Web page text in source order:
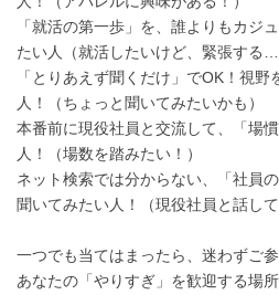
「就活の第一歩」を、誰よりもカジ
たい人（就活したいけど、緊張する…
「とりあえず聞くだけ」でOK！視野
人！（ちょっと聞いてみたいかも）
本番前に現役社員と交流して、「場
人！（場数を踏みたい！）
ネット検索では分からない、「社員
聞いてみたい人！（現役社員と話して
一つでも当てはまったら、迷わずご参
あなたの「やりすぎ」を歓迎する場